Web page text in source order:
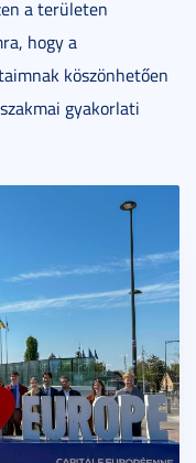
a területen
hogy a
köszönhetően
gyakorlati